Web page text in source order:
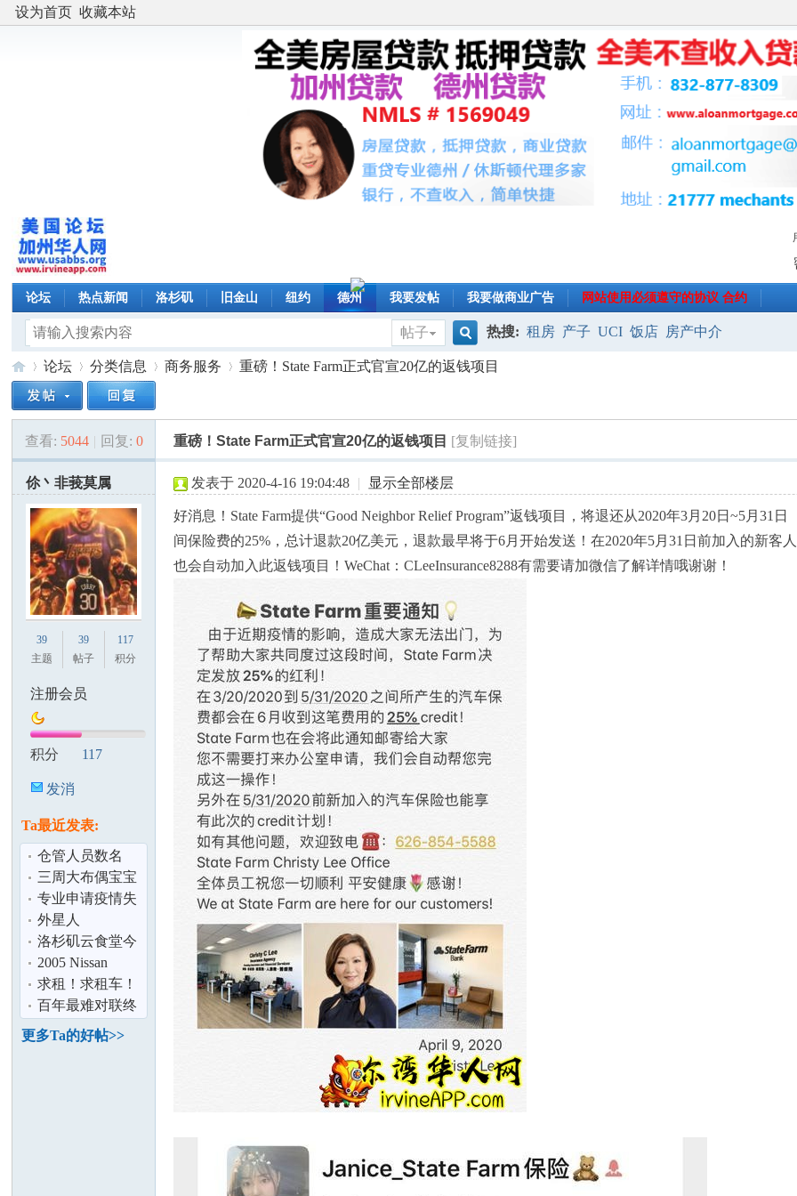
设为首页 收藏本站
论坛 热点新闻 洛杉矶 旧金山 纽约 德州 我要发帖 我要做商业广告 网站使用必须遵守的协议 合约
帖子
搜
索
热搜: 租房 产子 UCI 饭店 房产中介
美
国
»
论坛
›
分类信息 商务服务
›
重磅！State Farm正式官宣20亿的返钱项目
查看: 5044 | 回复: 0 重磅！State Farm正式官宣20亿的返钱项目 [复制链接]
伱丶非莪莫属
39
主题
39
帖子
117
积分
注册会员
积分 117
发消
Ta最近发表:
仓管人员数名
三周大布偶宝宝
可接受预定
专业申请疫情失
业其他失业补助
金
外星人
洛杉矶云食堂今
日推荐：四季
香、楼外楼、颐
2005 Nissan
Altima 3.5L Sedan
顶配出售（
求租！求租车！
本月19日起租四
个月以上,欢
百年最难对联终
于被破,对上啦
更多Ta的好帖>>
发表于 2020-4-16 19:04:48 | 显示全部楼层
好消息！State Farm提供“Good Neighbor Relief Program”返钱项目，将退还从2020年3月20日~5月31日
间保险费的25%，总计退款20亿美元，退款最早将于6月开始发送！在2020年5月31日前加入的新客人
也会自动加入此返钱项目！WeChat：CLeeInsurance8288有需要请加微信了解详情哦谢谢！